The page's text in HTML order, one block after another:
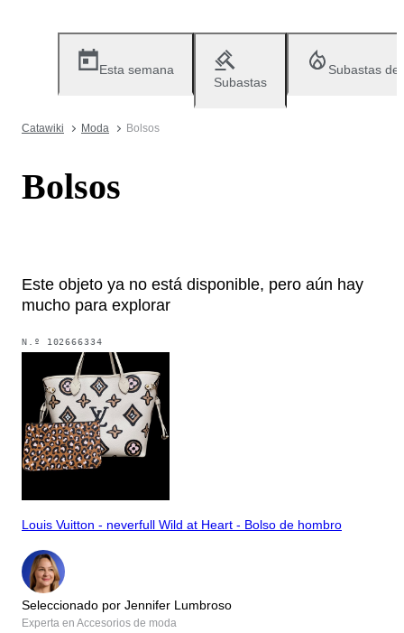
Esta semana
Subastas
Subastas
Catawiki Moda Bolsos
Bolsos
Este objeto ya no está disponible, pero aún hay
mucho para explorar
N.º 102666334
Louis Vuitton - neverfull Wild at Heart - Bolso de hombro
Seleccionado por Jennifer Lumbroso
Experta en Accesorios de moda